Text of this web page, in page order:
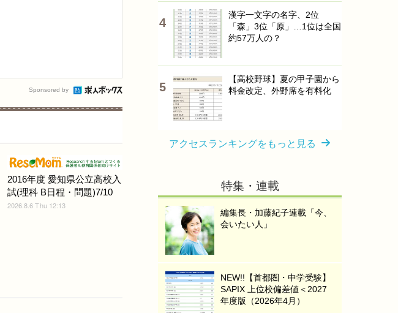
Sponsored by
2016年度 愛知県公立高校入
試(理科 B日程・問題)7/10
2026.8.6 Thu 12:13
漢字一文字の名字、2位
「森」3位「原」…1位は全国
約57万人の？
【高校野球】夏の甲子園から
料金改定、外野席を有料化
アクセスランキングをもっと見る
特集・連載
編集長・加藤紀子連載「今、
会いたい人」
NEW!!【首都圏・中学受験】
SAPIX 上位校偏差値＜2027
年度版（2026年4月）